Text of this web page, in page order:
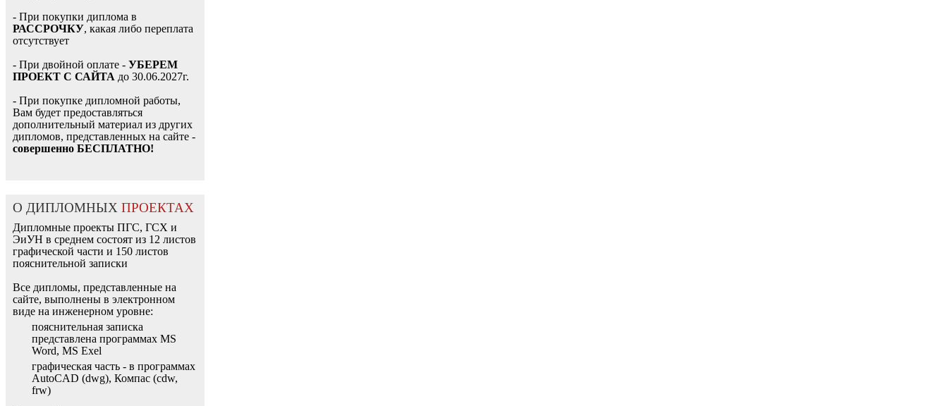
- При покупки диплома в
РАССРОЧКУ, какая либо переплата
отсутствует
- При двойной оплате - УБЕРЕМ
ПРОЕКТ С САЙТА до 30.06.2027г.
- При покупке дипломной работы,
Вам будет предоставляться
дополнительный материал из других
дипломов, представленных на сайте -
совершенно БЕСПЛАТНО!
О ДИПЛОМНЫХ ПРОЕКТАХ
Дипломные проекты ПГС, ГСХ и
ЭиУН в среднем состоят из 12 листов
графической части и 150 листов
пояснительной записки
Все дипломы, представленные на
сайте, выполнены в электронном
виде на инженерном уровне:
пояснительная записка
представлена программах MS
Word, MS Exel
графическая часть - в программах
AutoCAD (dwg), Компас (cdw,
frw)